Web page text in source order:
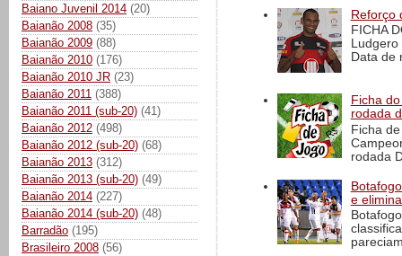
Baiano Juvenil 2014 (20)
Baianão 2008 (35)
Baianão 2009 (88)
Baianão 2010 (176)
Baianão 2010 JR (23)
Baianão 2011 (388)
Baianão 2011 (sub-20) (41)
Baianão 2012 (498)
Baianão 2012 (sub-20) (68)
Baianão 2013 (312)
Baianão 2013 (sub-20) (49)
Baianão 2014 (227)
Baianão 2014 (sub-20) (48)
Barradão (195)
Brasileiro 2008 (56)
Reforço
FICHA
Data de
Ficha
rodada
Ficha
rodada
e